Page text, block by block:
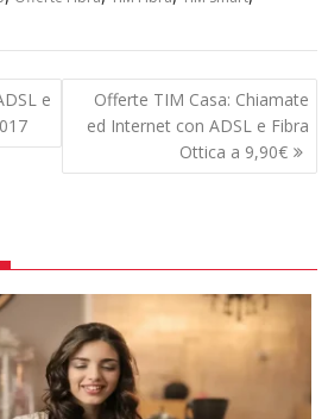
e
Offerte TIM Casa: Chiamate
ed Internet con ADSL e Fibra
Ottica a 9,90€